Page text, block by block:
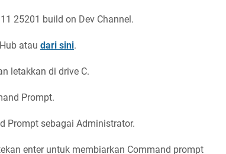
25201 build on Dev Channel.
atau dari sini.
letakkan di drive C.
Prompt.
Prompt sebagai Administrator.
enter untuk membiarkan Command prompt